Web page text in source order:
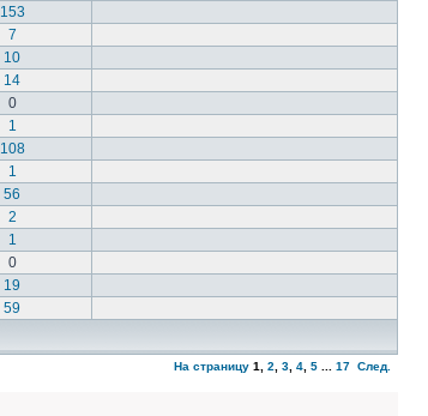
153
7
10
14
0
1
108
1
56
2
1
0
19
59
На страницу 1 2 3 4 5 17 След.